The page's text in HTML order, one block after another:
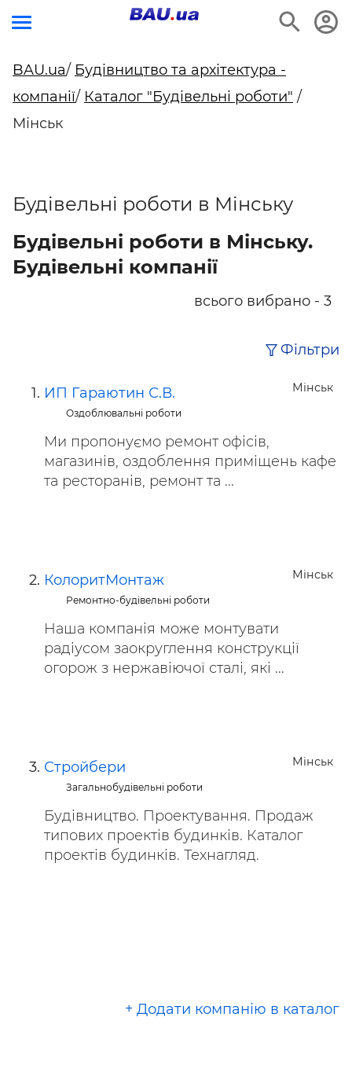
BAU.ua/ Будівництво та архітектура -
компанії/ Каталог "Будівельні роботи" /
Мінськ
Будівельні роботи в Мінську
Будівельні роботи в Мінську.
Будівельні компанії
всього вибрано - 3
Фільтри
Мінськ
ИП Гараютин С.В.
Оздоблювальні роботи
Ми пропонуємо ремонт офісів,
магазинів, оздоблення приміщень кафе
та ресторанів, ремонт та ...
Мінськ
КолоритМонтаж
Ремонтно-будівельні роботи
Наша компанія може монтувати
радіусом заокруглення конструкції
огорож з нержавіючої сталі, які ...
Мінськ
Стройбери
Загальнобудівельні роботи
Будівництво. Проектування. Продаж
типових проектів будинків. Каталог
проектів будинків. Технагляд.
+ Додати компанію в каталог